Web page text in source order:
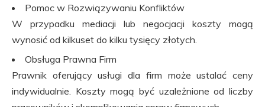
Pomoc w Rozwiązywaniu Konfliktów
W przypadku mediacji lub negocjacji koszty mogą
wynosić od kilkuset do kilku tysięcy złotych.
Obsługa Prawna Firm
Prawnik oferujący usługi dla firm może ustalać ceny
indywidualnie. Koszty mogą być uzależnione od liczby